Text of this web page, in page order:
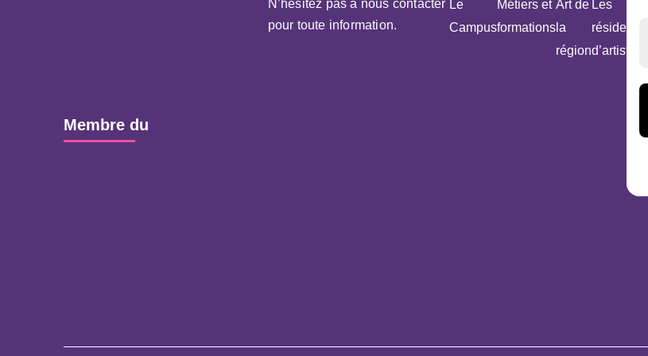
Membre du
N’hésitez pas à nous contacter
pour toute information.
Le
Campus
Métiers et
formations
Art de
la
région
Les
résidences
d’artistes